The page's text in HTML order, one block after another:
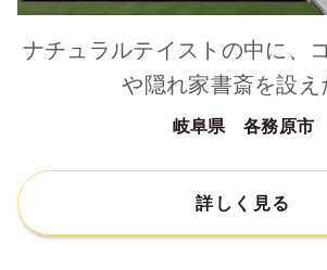
ナチュラルテイストの中に、
や隠れ家書斎を設え
岐阜県 各務原市
詳しく見る